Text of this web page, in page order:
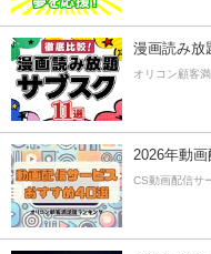
漫画読み放
オリコン顧客
2026年動
CS動画配信サ